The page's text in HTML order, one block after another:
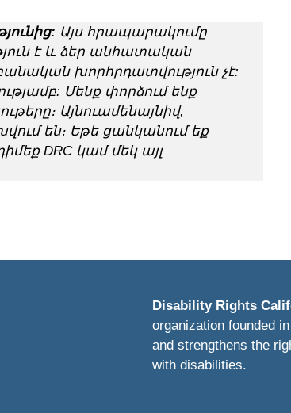
Այս հրապարակումը
է և ձեր անհատական
խորհրդատվություն չէ:
Մենք փորձում ենք
Այնուամենայնիվ,
են։ Եթե ցանկանում եք
DRC կամ մեկ այլ
Disability Rights
organization founded
and strengthens the
with disabilities.